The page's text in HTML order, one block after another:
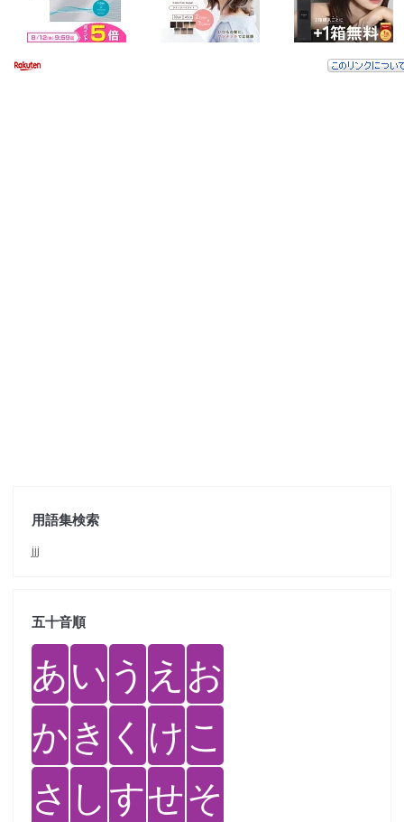
用語集検索
jjj
五十音順
あい う え お
かき く けこ
さ しすせそ